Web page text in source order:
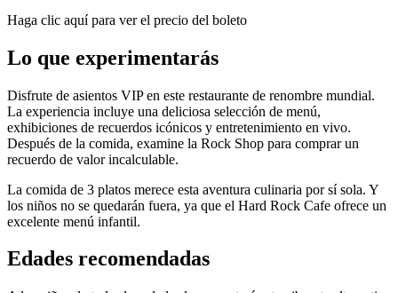
Haga clic aquí para ver el precio del boleto
Lo que experimentarás
Disfrute de asientos VIP en este restaurante de renombre mundial.
La experiencia incluye una deliciosa selección de menú,
exhibiciones de recuerdos icónicos y entretenimiento en vivo.
Después de la comida, examine la Rock Shop para comprar un
recuerdo de valor incalculable.
La comida de 3 platos merece esta aventura culinaria por sí sola. Y
los niños no se quedarán fuera, ya que el Hard Rock Cafe ofrece un
excelente menú infantil.
Edades recomendadas